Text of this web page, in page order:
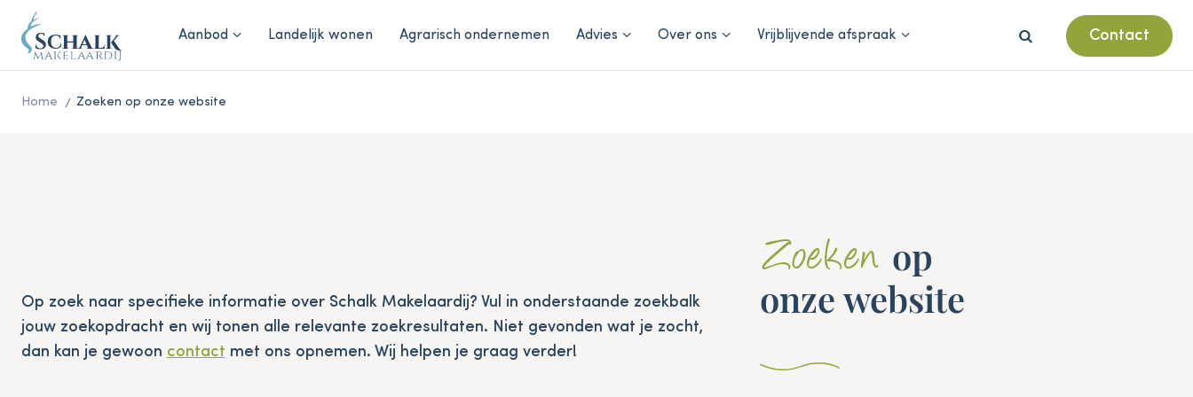
Aanbod Landelijk wonen Agrarisch ondernemen Advies Over ons Vrijblijvende afspraak  Contact
Home Zoeken op onze website
Op zoek naar specifieke informatie over Schalk Makelaardij? Vul in onderstaande zoekbalk
jouw zoekopdracht en wij tonen alle relevante zoekresultaten. Niet gevonden wat je zocht,
dan kan je gewoon contact met ons opnemen. Wij helpen je graag verder!
Zoeken op
onze website